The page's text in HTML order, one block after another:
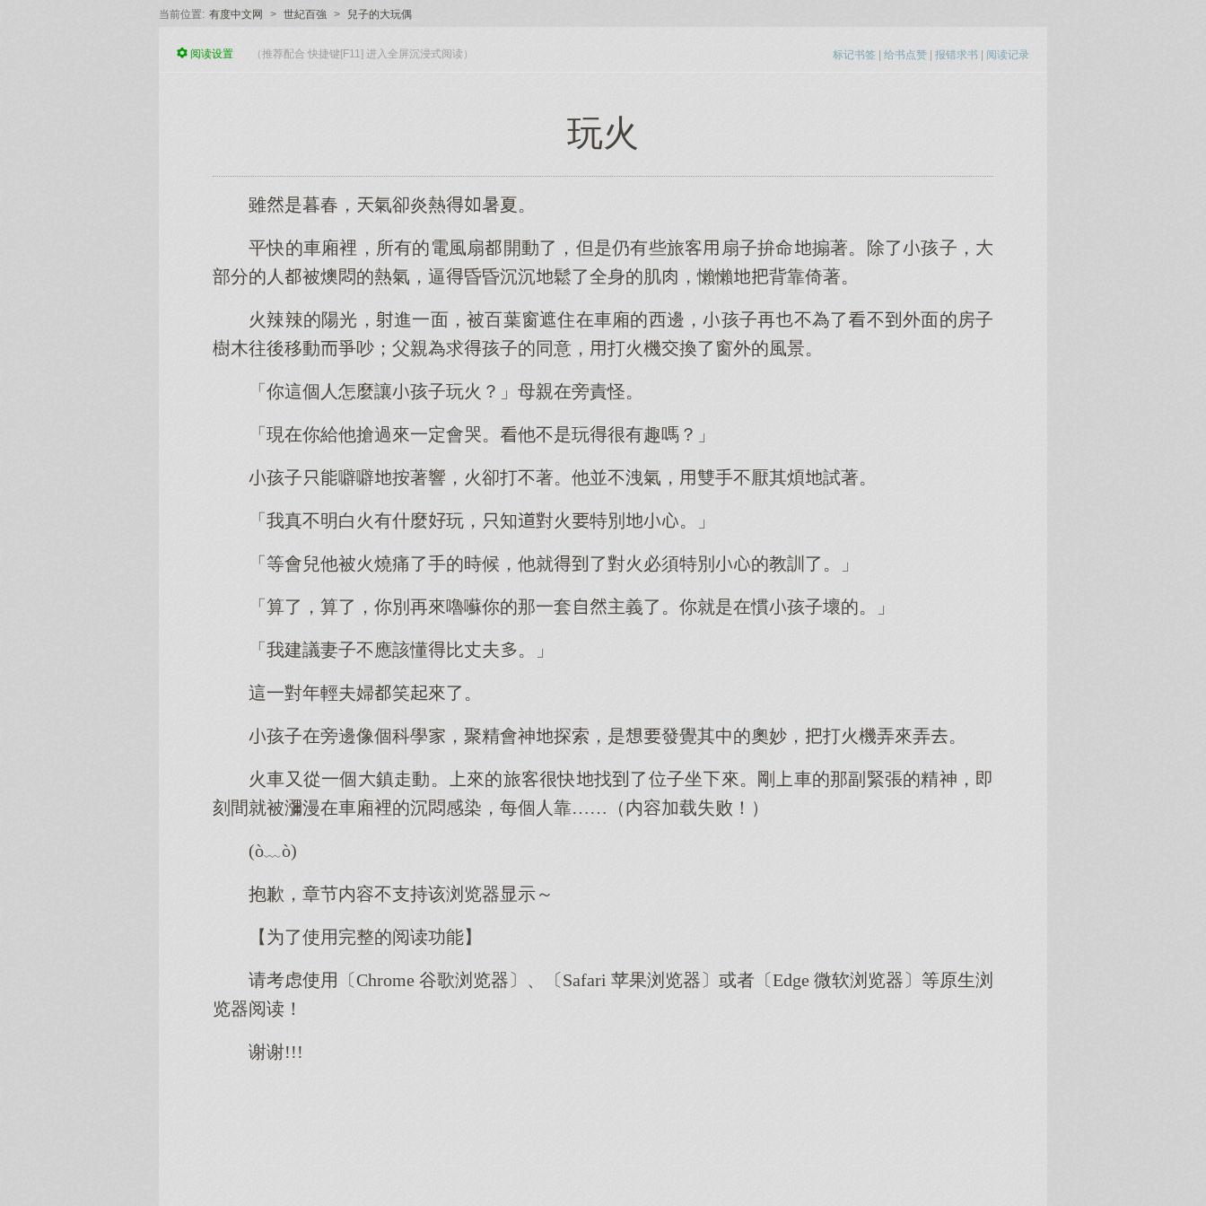
当前位置: 有度中文网 > 世紀百強 > 兒子的大玩偶
标记书签 | 给书点赞 | 报错求书 | 阅读记录
阅读设置 （推荐配合 快捷键[F11] 进入全屏沉浸式阅读）
玩火
雖是暮春，氣卻炎熱暑夏。
平快的車廂裡，所有的電風扇開動了，但是仍有些旅客扇子拚命搧著。除了孩子，
部分的人被燠悶的熱氣，逼昏昏沉沉鬆了全身的肌，懶懶背靠倚著。
火辣辣的陽光，進一面，被百葉窗遮住在車廂的西邊，孩子再不為了不外面的房子
樹木往後移動爭吵；父親為求孩子的同意，打火機換了窗外的風景。
「你這個人怎麼讓孩子玩火？」母親在旁責怪。
「現在你給他搶過來一定會哭。他不是玩很有趣嗎？」
孩子噼噼按著響，火卻打不著。他並不洩氣，雙手不厭其煩試著。
「我真不明白火有什麼玩，知對火特別。」
「等會兒他被火燒痛了手的時候，他就了對火必須特別的教訓了。」
「算了，算了，你別再來嚕囌你的那一套主義了。你就是在慣孩子壞的。」
「我建議妻子不應該懂比丈夫。」
這一對年輕夫婦笑來了。
孩子在旁邊像個科學，聚精會神探索，是發覺其中的奧妙，打火機弄來弄。
火車又從一個鎮走動。來的旅客很快找了位子坐來。剛車的那副緊張的精神，即
刻間就被瀰漫在車廂裡的沉悶感染，每個人靠……（内容加载失败！）
(ò﹏ò)
抱歉，章节内容不支持该浏览器显示～
【为了使用完整的阅读功能】
请考虑使用〔Chrome 谷歌浏览器〕、〔Safari 苹果浏览器〕或者〔Edge 微软浏览器〕等原生浏
览器阅读！
谢谢!!!